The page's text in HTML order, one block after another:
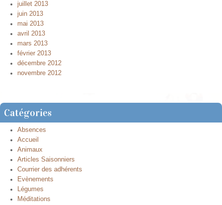
juillet 2013
juin 2013
mai 2013
avril 2013
mars 2013
février 2013
décembre 2012
novembre 2012
Catégories
Absences
Accueil
Animaux
Articles Saisonniers
Courrier des adhérents
Evènements
Légumes
Méditations